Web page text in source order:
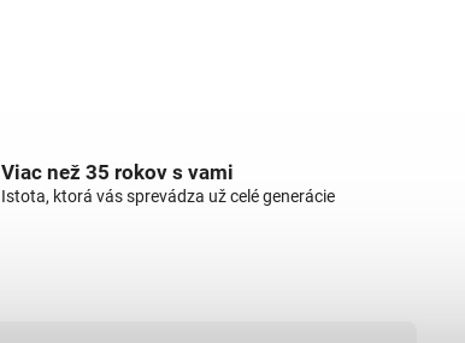
Viac než 35 rokov s vami
Istota, ktorá vás sprevádza už celé generácie